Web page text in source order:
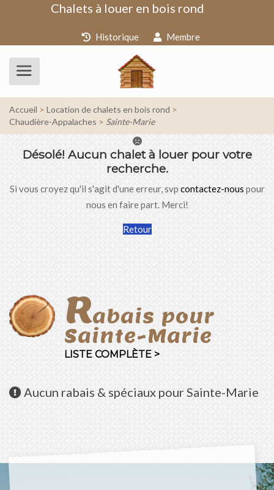
Chalets à louer en bois rond
Historique Membre
Accueil
Location de chalets en bois rond
Chaudière-Appalaches
Sainte-Marie
Désolé!Aucun chalet à louer pour votre
recherche.
Si vous croyez qu'il s'agit d'une erreur, svpcontactez-nouspour
nous en faire part. Merci!
Retour
Rabais pour
Sainte-Marie
LISTE COMPLÈTE >
Aucunrabais & spéciaux pour Sainte-Marie